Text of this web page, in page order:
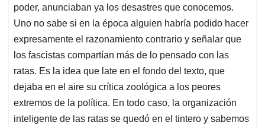
poder, anunciaban ya los desastres que conocemos.
Uno no sabe si en la época alguien habría podido hacer
expresamente el razonamiento contrario y señalar que
los fascistas compartían más de lo pensado con las
ratas. Es la idea que late en el fondo del texto, que
dejaba en el aire su crítica zoológica a los peores
extremos de la política. En todo caso, la organización
inteligente de las ratas se quedó en el tintero y sabemos